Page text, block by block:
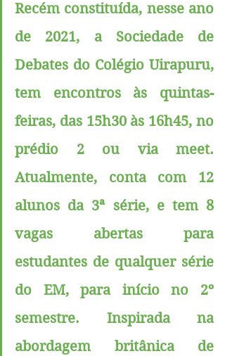
Recém constituída, nesse ano
de 2021, a Sociedade de
Debates do Colégio Uirapuru,
tem encontros às quintas-
feiras, das 15h30 às 16h45, no
prédio 2 ou via meet.
Atualmente, conta com 12
alunos da 3ª série, e tem 8
vagas abertas para
estudantes de qualquer série
do EM, para início no 2º
semestre. Inspirada na
abordagem britânica de